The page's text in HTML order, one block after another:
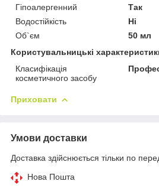
Гіпоалергенний
Так
Водостійкість
Ні
Об`єм
50 мл
Користувальницькі
Класифікація
косметичного засобу
Приховати
Умови доставки
Доставка здійснюється тільки по
Нова Пошта